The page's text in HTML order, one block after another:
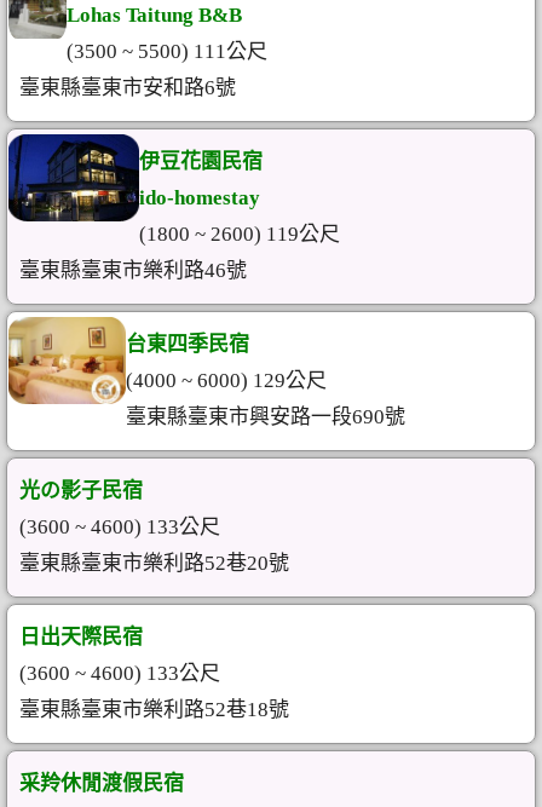
Lohas Taitung B&B
(3500 ~ 5500) 111公尺
臺東縣臺東市安和路6號
伊豆花園民宿
ido-homestay
(1800 ~ 2600) 119公尺
臺東縣臺東市樂利路46號
台東四季民宿
(4000 ~ 6000) 129公尺
臺東縣臺東市興安路一段690號
光の影子民宿
(3600 ~ 4600) 133公尺
臺東縣臺東市樂利路52巷20號
日出天際民宿
(3600 ~ 4600) 133公尺
臺東縣臺東市樂利路52巷18號
采羚休閒渡假民宿